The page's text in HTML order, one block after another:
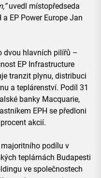
uvedl místopředseda
EP Power Europe Jan
dvou hlavních pilířů –
EP Infrastructure
tranzit plynu, distribuci
a teplárenství. Podíl 31
banky Macquarie,
EPH se předloni
akcií.
majoritního podílu v
teplárnách Budapesti
ve společnostech